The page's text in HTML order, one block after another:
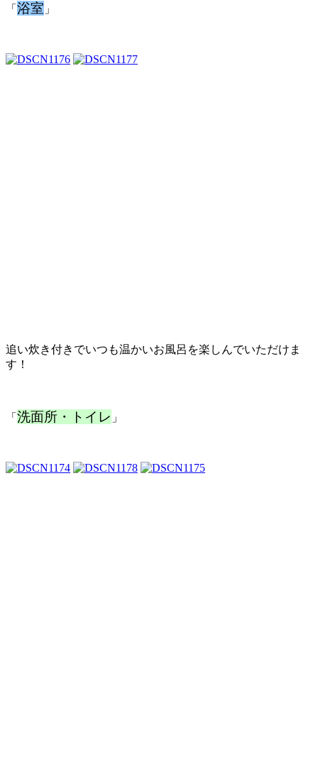
「 浴室 」
追い炊き付きでいつも温かいお風呂を楽しんでいただけま
す！
「 洗面所・トイレ 」